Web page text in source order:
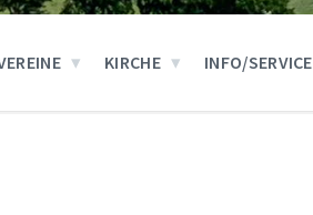
KIRCHE INFO/SERVICE